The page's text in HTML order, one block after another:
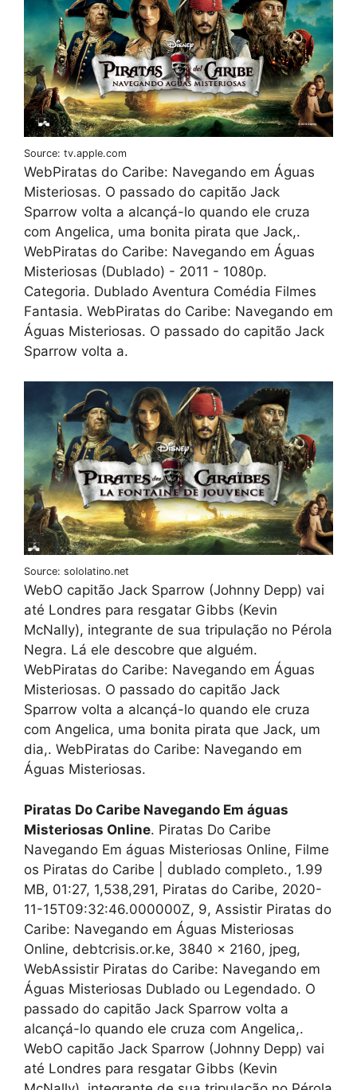
Source: tv.apple.com
WebPiratas do Caribe: Navegando em Águas
Misteriosas. O passado do capitão Jack
Sparrow volta a alcançá-lo quando ele cruza
com Angelica, uma bonita pirata que Jack,.
WebPiratas do Caribe: Navegando em Águas
Misteriosas (Dublado) - 2011 - 1080p.
Categoria. Dublado Aventura Comédia Filmes
Fantasia. WebPiratas do Caribe: Navegando em
Águas Misteriosas. O passado do capitão Jack
Sparrow volta a.
Source: sololatino.net
WebO capitão Jack Sparrow (Johnny Depp) vai
até Londres para resgatar Gibbs (Kevin
McNally), integrante de sua tripulação no Pérola
Negra. Lá ele descobre que alguém.
WebPiratas do Caribe: Navegando em Águas
Misteriosas. O passado do capitão Jack
Sparrow volta a alcançá-lo quando ele cruza
com Angelica, uma bonita pirata que Jack, um
dia,. WebPiratas do Caribe: Navegando em
Águas Misteriosas.
Piratas Do Caribe Navegando Em águas
Misteriosas Online. Piratas Do Caribe
Navegando Em águas Misteriosas Online, Filme
os Piratas do Caribe | dublado completo., 1.99
MB, 01:27, 1,538,291, Piratas do Caribe, 2020-
11-15T09:32:46.000000Z, 9, Assistir Piratas do
Caribe: Navegando em Águas Misteriosas
Online, debtcrisis.or.ke, 3840 x 2160, jpeg,
WebAssistir Piratas do Caribe: Navegando em
Águas Misteriosas Dublado ou Legendado. O
passado do capitão Jack Sparrow volta a
alcançá-lo quando ele cruza com Angelica,.
WebO capitão Jack Sparrow (Johnny Depp) vai
até Londres para resgatar Gibbs (Kevin